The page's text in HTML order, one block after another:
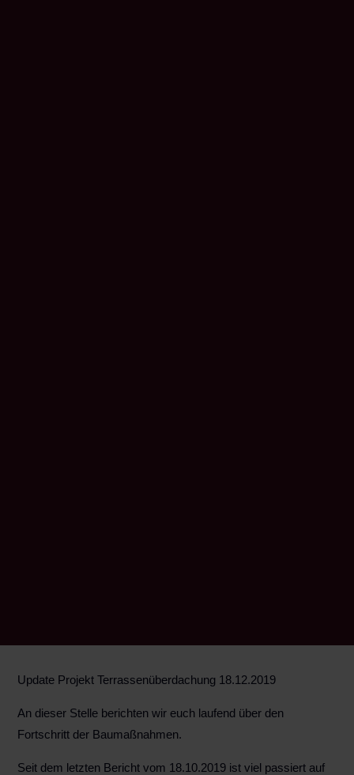
Update Projekt Terrassenüberdachung 18.12.2019
An dieser Stelle berichten wir euch laufend über den
Fortschritt der Baumaßnahmen.
Seit dem letzten Bericht vom 18.10.2019 ist viel passiert auf